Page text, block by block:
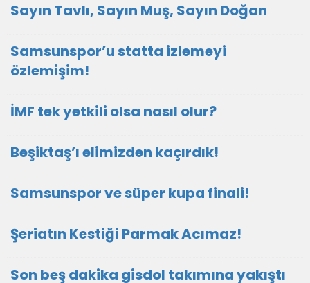
Sayın Tavlı, Sayın Muş, Sayın Doğan
Samsunspor’u statta izlemeyi
özlemişim!
İMF tek yetkili olsa nasıl olur?
Beşiktaş’ı elimizden kaçırdık!
Samsunspor ve süper kupa finali!
Şeriatın Kestiği Parmak Acımaz!
Son beş dakika gisdol takımına yakıştı